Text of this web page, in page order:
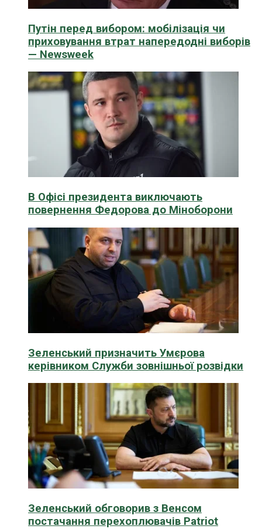
Путін перед вибором: мобілізація чи
приховування втрат напередодні виборів
— Newsweek
В Офісі президента виключають
повернення Федорова до Міноборони
Зеленський призначить Умєрова
керівником Служби зовнішньої розвідки
Зеленський обговорив з Венсом
постачання перехоплювачів Patriot